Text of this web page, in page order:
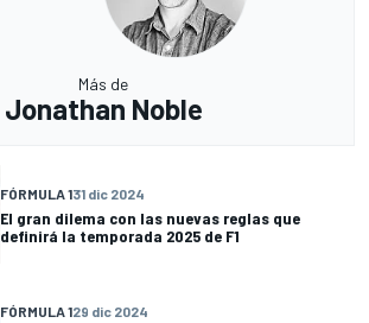
Más de
Jonathan Noble
FÓRMULA 131 dic 2024
El gran dilema con las nuevas reglas que
definirá la temporada 2025 de F1
FÓRMULA 129 dic 2024